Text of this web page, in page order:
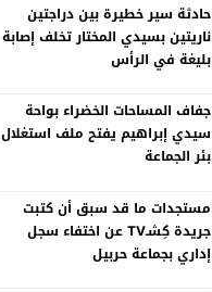
حادثة سير خطيرة بين دراجتين
ناريتين بسيدي المختار تخلف إصابة
بليغة في الرأس
جفاف المساحات الخضراء بواحة
سيدي إبراهيم يفتح ملف استغلال
بئر الجماعة
مستجدات ما قد سبق أن كتبت
جريدة كِشـTV عن اختفاء سجل
إداري بجماعة حربيل